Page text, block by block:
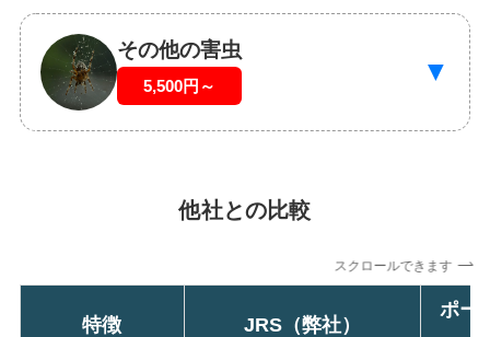
その他の害虫
5,500円～ ▼
他社との比較
スクロールできます
特徴 JRS（弊社）
ポー